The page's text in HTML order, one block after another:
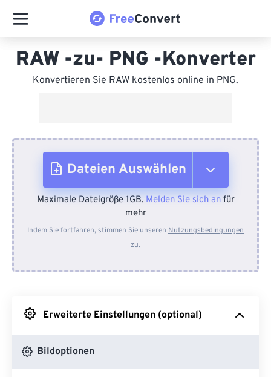
RAW -zu- PNG -Konverter
Konvertieren Sie RAW kostenlos online in PNG.
Dateien Auswählen
Vom Gerät
Von Dropbox
Maximale Dateigröße 1GB.Melden Sie sich anfür
mehr
Indem Sie fortfahren, stimmen Sie unseren Nutzungsbedingungen
zu.
Erweiterte Einstellungen (optional)
Bildoptionen